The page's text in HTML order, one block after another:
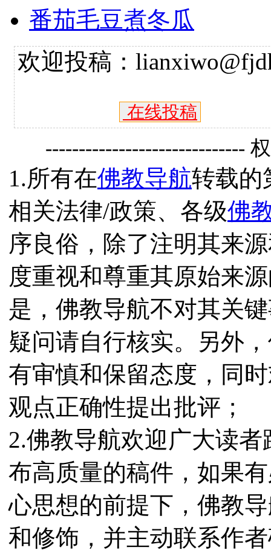
番茄毛豆煮冬瓜
欢迎投稿：
在线投稿
------------------------------
1.所有在佛教导航转载的
相关法律/政策、各级佛
序良俗，除了注明其来
度重视和尊重其原始来
是，佛教导航不对其关
疑问请自行核实。另外
有审慎和保留态度，同
观点正确性提出批评；
2.佛教导航欢迎广大读
布高质量的稿件，如果
心思想的前提下，佛教
和修饰，并主动联系作